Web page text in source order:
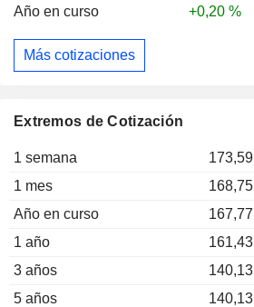
Año en curso
+0,20 %
Más cotizaciones
Extremos de Cotización
1 semana 173,59
1 mes
168,75
Año en curso
167,77
1 año
161,43
3 años
140,13
5 años
140,13